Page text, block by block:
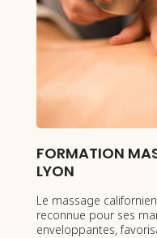
CALIFORNIEN À
une technique de bien-être
lentes et
une relaxation profonde.